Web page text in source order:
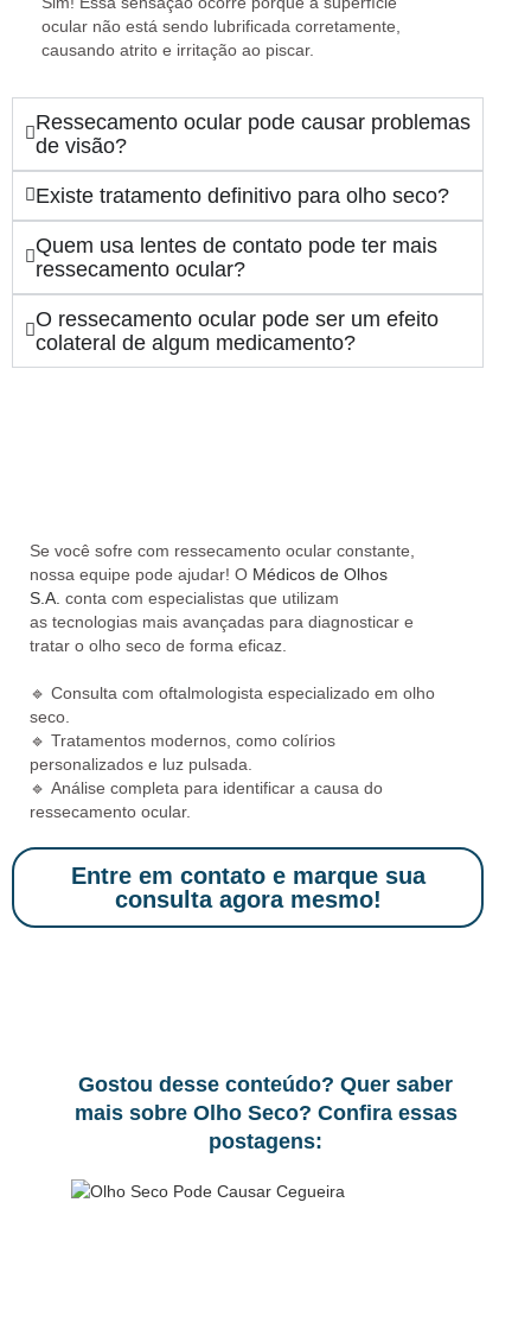
ocular não está sendo lubrificada corretamente,
causando atrito e irritação ao piscar.
Ressecamento ocular pode causar problemas
de visão?
Existe tratamento definitivo para olho seco?
Quem usa lentes de contato pode ter mais
ressecamento ocular?
O ressecamento ocular pode ser um efeito
colateral de algum medicamento?
Se você sofre com ressecamento ocular constante
nossa equipe pode ajudar! O Médicos de Olhos
S.A. conta com especialistas que utilizam
as tecnologias mais avançadas para diagnosticar e
tratar o olho seco de forma eficaz.
🔹 Consulta com oftalmologista especializado em olho
seco.
🔹 Tratamentos modernos, como colírios
personalizados e luz pulsada.
🔹 Análise completa para identificar a causa do
ressecamento ocular.
Entre em contato e marque sua
consulta agora mesmo!
Gostou desse conteúdo? Quer saber
mais sobre Olho Seco? Confira essas
postagens: